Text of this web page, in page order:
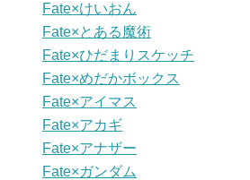
Fate×けいおん
Fate×とある魔術
Fate×ひだまりスケッチ
Fate×めだかボックス
Fate×アイマス
Fate×アカギ
Fate×アナザー
Fate×ガンダム